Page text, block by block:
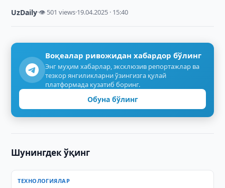
UzDaily·👁 501 views·19.04.2025 · 15:40
Воқеалар ривожидан хабардор бўлинг
Энг муҳим хабарлар, эксклюзив репортажлар ва
тезкор янгиликларни ўзингизга қулай
платформада кузатиб боринг.
Обуна бўлинг
Шунингдек ўқинг
ТЕХНОЛОГИЯЛАР